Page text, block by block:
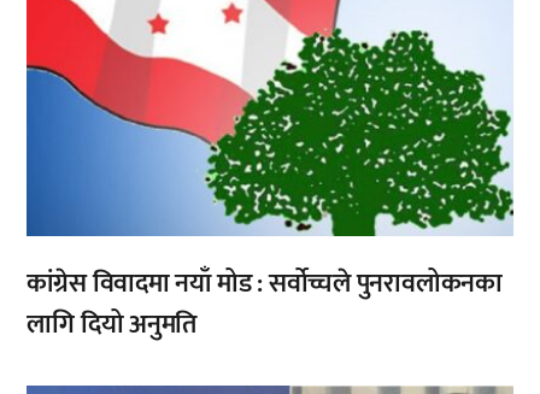
कांग्रेस विवादमा नयाँ मोड : सर्वोच्चले पुनरावलोकनका
लागि दियो अनुमति